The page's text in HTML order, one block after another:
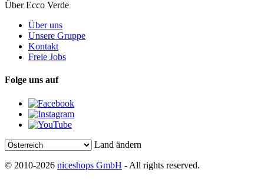
Über Ecco Verde
Über uns
Unsere Gruppe
Kontakt
Freie Jobs
Folge uns auf
Land ändern
© 2010-2026 niceshops GmbH - All rights reserved.